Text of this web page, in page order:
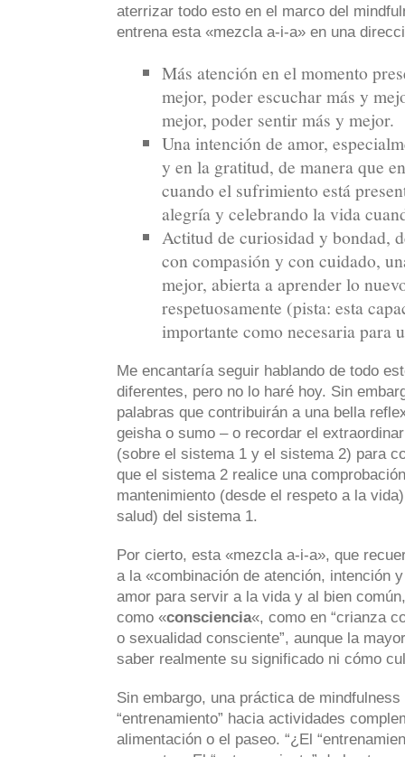
aterrizar todo esto en el marco del
entrena esta «mezcla a-i-a» en una
Más atención en el momento
mejor, poder escuchar más y
mejor, poder sentir más y mejor.
Una intención de amor,
y en la gratitud, de manera que
cuando el sufrimiento está
alegría y celebrando la vida
Actitud de curiosidad y bondad,
con compasión y con cuidado,
mejor, abierta a aprender lo
respetuosamente (pista: esta
importante como necesaria para
Me encantaría seguir hablando de todo
diferentes, pero no lo haré hoy. Sin
palabras que contribuirán a una bella
geisha o sumo – o recordar el
(sobre el sistema 1 y el sistema 2) para
que el sistema 2 realice una
mantenimiento (desde el respeto a la
salud) del sistema 1.
Por cierto, esta «mezcla a-i-a», que
a la «combinación de atención, intención
amor para servir a la vida y al bien
como «consciencia«, como en “crianza
o sexualidad consciente”, aunque la
saber realmente su significado ni cómo
Sin embargo, una práctica de mindfulness
“entrenamiento” hacia actividades
alimentación o el paseo. “¿El